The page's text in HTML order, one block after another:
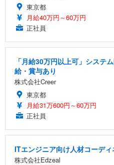
東京都
月給40万円～60万円
正社員
「月給30万円以上可」システ
給・賞与あり
株式会社Creer
東京都
月給31万600円～60万円
正社員
ITエンジニア向け人材コーデ
株式会社Edzeal